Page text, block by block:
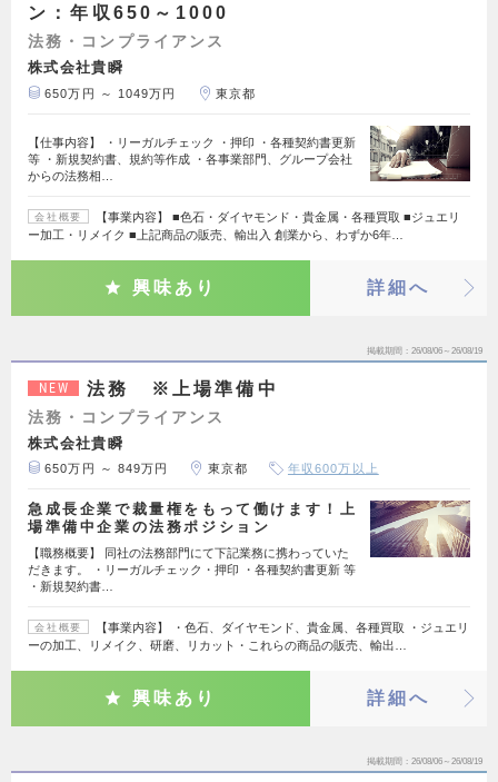
ン：年収650～1000
法務・コンプライアンス
株式会社貴瞬
650万円 ～ 1049万円 東京都
【仕事内容】 ・リーガルチェック ・押印 ・各種契約書更新
等 ・新規契約書、規約等作成 ・各事業部門、グループ会社
からの法務相…
会社概要
【事業内容】 ■色石・ダイヤモンド・貴金属・各種買取 ■ジュエリ
ー加工・リメイク ■上記商品の販売、輸出入 創業から、わずか6年…
興味あり 詳細へ
掲載期間 26/08/06～26/08/19
NEW 法務 ※上場準備中
法務・コンプライアンス
株式会社貴瞬
650万円 ～ 849万円 東京都 年収600万以上
急成長企業で裁量権をもって働けます！上
場準備中企業の法務ポジション
【職務概要】 同社の法務部門にて下記業務に携わっていた
だきます。 ・リーガルチェック・押印 ・各種契約書更新 等
・新規契約書…
会社概要
【事業内容】 ・色石、ダイヤモンド、貴金属、各種買取 ・ジュエリ
ーの加工、リメイク、研磨、リカット・これらの商品の販売、輸出…
興味あり 詳細へ
掲載期間 26/08/06～26/08/19